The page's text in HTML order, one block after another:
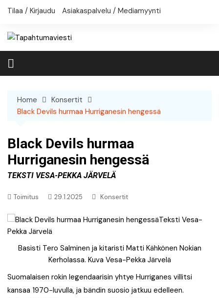
Skip
Tilaa / Kirjaudu Asiakaspalvelu / Mediamyynti
Home
Konsertit
Black Devils hurmaa Hurriganesin hengessä
Black Devils hurmaa
Hurriganesin hengessä
Teksti Vesa-Pekka Järvelä
Toimitus 29.1.2025 Konsertit
Basisti Tero Salminen ja kitaristi Matti Kähkönen Nokian
Kerholassa. Kuva Vesa-Pekka Järvelä
Suomalaisen rokin legendaarisin yhtye Hurriganes villitsi
kansaa 1970-luvulla, ja bändin suosio jatkuu edelleen.